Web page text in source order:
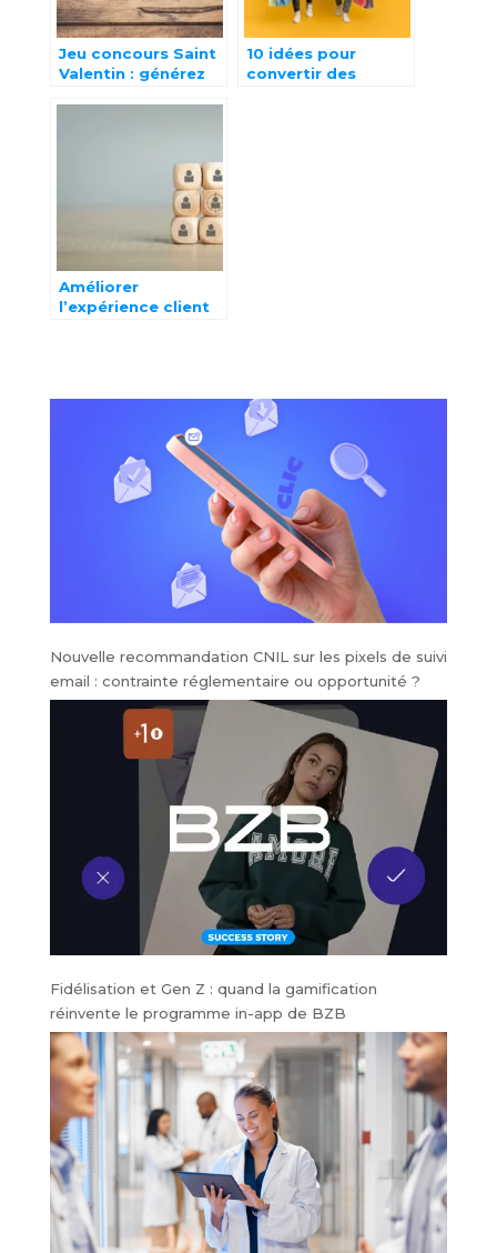
Jeu concours Saint
Valentin : générez
10 idées pour
convertir des
Améliorer
l’expérience client
Nouvelle recommandation CNIL sur les pixels de suivi
email : contrainte réglementaire ou opportunité ?
Fidélisation et Gen Z : quand la gamification
réinvente le programme in-app de BZB